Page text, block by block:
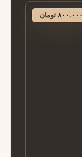
۸۰۰.۰۰۰ تومان